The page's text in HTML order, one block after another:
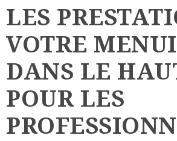
LES
VOTRE
DANS LE
POUR LES